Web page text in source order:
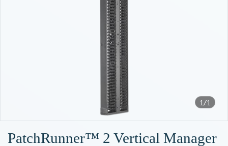
1/1
PatchRunner™ 2 Vertical Manager